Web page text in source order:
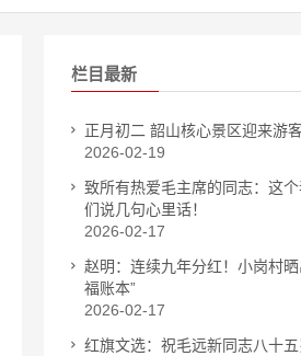
栏目最新
正月初二 韶山核心景区迎来游
2026-02-19
致所有热爱毛主席的同志：这
们说几句心里话！
2026-02-17
赵明：连续九年分红！小岗村
福账本”
2026-02-17
红旗文选：祝毛远新同志八十五